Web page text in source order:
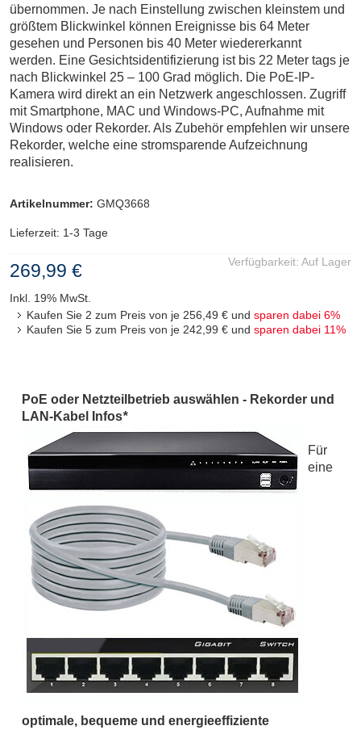
übernommen. Je nach Einstellung zwischen kleinstem und
größtem Blickwinkel können Ereignisse bis 64 Meter
gesehen und Personen bis 40 Meter wiedererkannt
werden. Eine Gesichtsidentifizierung ist bis 22 Meter tags je
nach Blickwinkel 25 – 100 Grad möglich. Die PoE-IP-
Kamera wird direkt an ein Netzwerk angeschlossen. Zugriff
mit Smartphone, MAC und Windows-PC, Aufnahme mit
Windows oder Rekorder. Als Zubehör empfehlen wir unsere
Rekorder, welche eine stromsparende Aufzeichnung
realisieren.
Artikelnummer: GMQ3668
Lieferzeit: 1-3 Tage
Verfügbarkeit: Auf Lager
269,99 €
Inkl. 19% MwSt.
Kaufen Sie 2 zum Preis von je 256,49 € und sparen dabei 6%
Kaufen Sie 5 zum Preis von je 242,99 € und sparen dabei 11%
PoE oder Netzteilbetrieb auswählen - Rekorder und
LAN-Kabel Infos*
Für
eine
optimale, bequeme und energieeffiziente